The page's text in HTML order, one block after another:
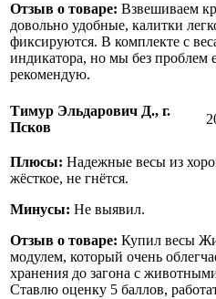
Отзыв о товаре: Взвешиваем
довольно удобные, калитки
фиксируются. В комплекте с
индикатора, но мы без
рекомендую.
Тимур Эльдарович Д., г.
Псков
Плюсы: Надежные весы из
жёсткое, не гнётся.
Минусы: Не выявил.
Отзыв о товаре: Купил весы
модулем, который очень
хранения до загона с
Ставлю оценку 5 баллов,